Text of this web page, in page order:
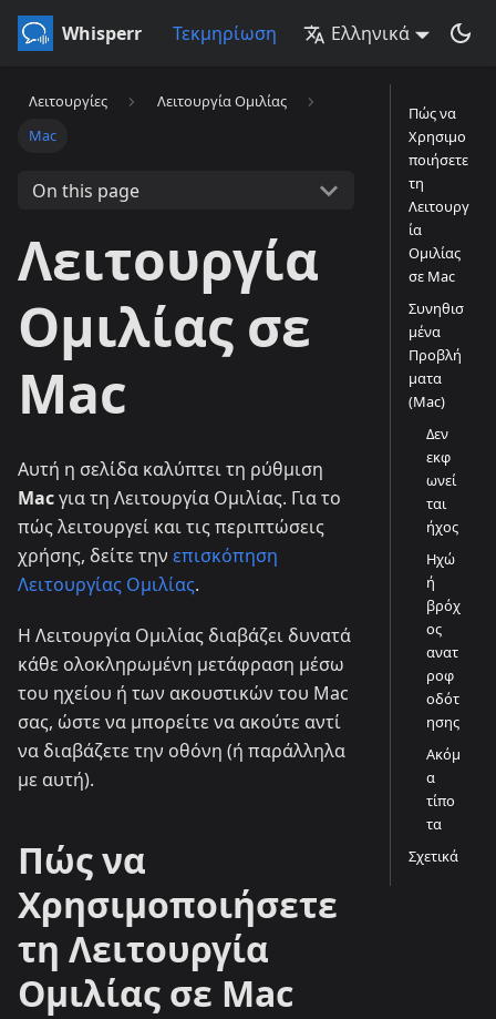
Whisperr Τεκμηρίωση Ελληνικά
Λειτουργίες
Λειτουργία Ομιλίας
Mac
On this page
Λειτουργία
Ομιλίας σε
Mac
Αυτή η σελίδα καλύπτει τη ρύθμιση
Macγια τη Λειτουργία Ομιλίας. Για το
πώς λειτουργεί και τις περιπτώσεις
χρήσης, δείτε την επισκόπηση
Λειτουργίας Ομιλίας.
Η Λειτουργία Ομιλίας διαβάζει δυνατά
κάθε ολοκληρωμένη μετάφραση μέσω
του ηχείου ή των ακουστικών του Mac
σας, ώστε να μπορείτε να ακούτε αντί
να διαβάζετε την οθόνη (ή παράλληλα
με αυτή).
Πώς να
Χρησιμοποιήσετε
τη Λειτουργία
Ομιλίας σε Mac
Πώς να
Χρησιμο
ποιήσετε
τη
Λειτουργ
ία
Ομιλίας
σε Mac
Συνηθισ
μένα
Προβλή
ματα
(Mac)
Δεν
εκφ
ωνεί
ται
ήχος
Ηχώ
ή
βρόχ
ος
ανατ
ροφ
οδότ
ησης
Ακόμ
α
τίπο
τα
Σχετικά